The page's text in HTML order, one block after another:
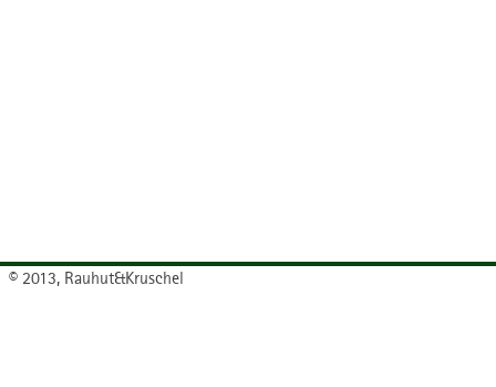
© 2013, Rauhut&Kruschel